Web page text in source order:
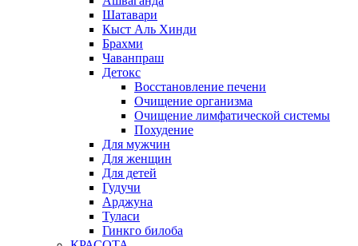
Шатавари
Кыст Аль Хинди
Брахми
Чаванпраш
Детокс
Восстановление печени
Очищение организма
Очищение лимфатической системы
Похудение
Для мужчин
Для женщин
Для детей
Гудучи
Арджуна
Туласи
Гинкго билоба